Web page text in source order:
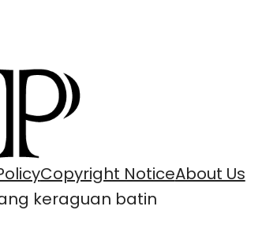
Copyright NoticeAbout Us
keraguan batin